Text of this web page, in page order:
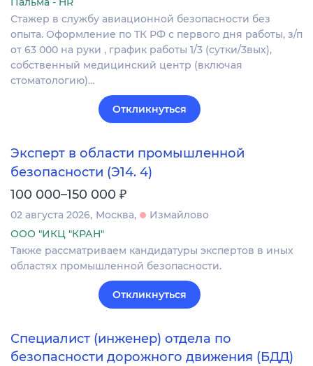
Стажер в службу авиационной безопасности без
опыта. Оформление по ТК РФ с первого дня работы, з/п
от 63 000 на руки , график работы 1/3 (сутки/3вых),
собственный медицинский центр (включая
стоматологию)…
Откликнуться
Эксперт в области промышленной
безопасности (Э14. 4)
100 000–150 000 ₽
02 августа 2026 Москва
Измайлово
ООО "ИКЦ "КРАН"
Также рассматриваем кандидатуры экспертов в иных
областях промышленной безопасности.
Откликнуться
Специалист (инженер) отдела по
безопасности дорожного движения (БДД)